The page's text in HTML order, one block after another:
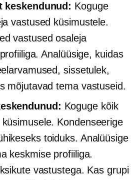
keskendunud: Koguge
vastused küsimustele.
vastused osaleja
Analüüsige, kuidas
sissetulek,
mõjutavad tema vastuseid.
Koguge kõik
Kondenseerige
toiduks. Analüüsige
keskmise profiiliga.
vastustega. Kas grupi